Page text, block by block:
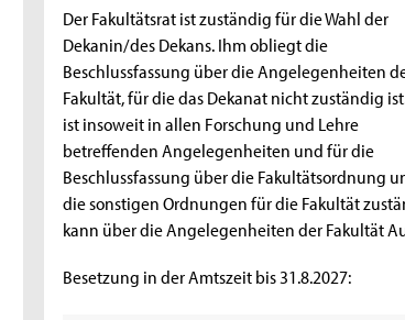
Der Fakultätsrat ist zuständig für die Wahl der
Dekanin/des Dekans. Ihm obliegt die
Beschlussfassung über die Angelegenheiten
Fakultät, für die das Dekanat nicht zuständig
ist insoweit in allen Forschung und Lehre
betreffenden Angelegenheiten und für die
Beschlussfassung über die Fakultätsordnung
die sonstigen Ordnungen für die Fakultät
kann über die Angelegenheiten der Fakultät
Besetzung in der Amtszeit bis 31.8.2027: